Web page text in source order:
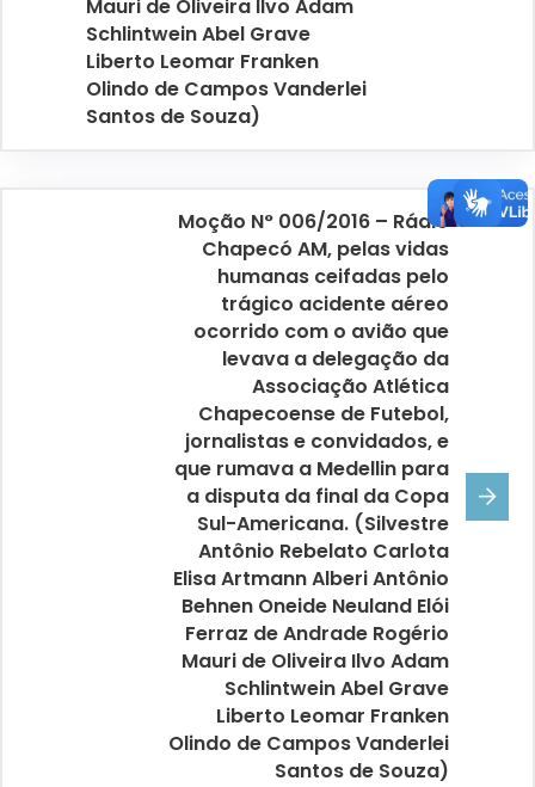
Mauri de Oliveira Ilvo Adam
Schlintwein Abel Grave
Liberto Leomar Franken
Olindo de Campos Vanderlei
Santos de Souza)
Moção N° 006/2016 – Rádio
Chapecó AM, pelas vidas
humanas ceifadas pelo
trágico acidente aéreo
ocorrido com o avião que
levava a delegação da
Associação Atlética
Chapecoense de Futebol,
jornalistas e convidados, e
que rumava a Medellin para
a disputa da final da Copa
Sul-Americana. (Silvestre
Antônio Rebelato Carlota
Elisa Artmann Alberi Antônio
Behnen Oneide Neuland Elói
Ferraz de Andrade Rogério
Mauri de Oliveira Ilvo Adam
Schlintwein Abel Grave
Liberto Leomar Franken
Olindo de Campos Vanderlei
Santos de Souza)